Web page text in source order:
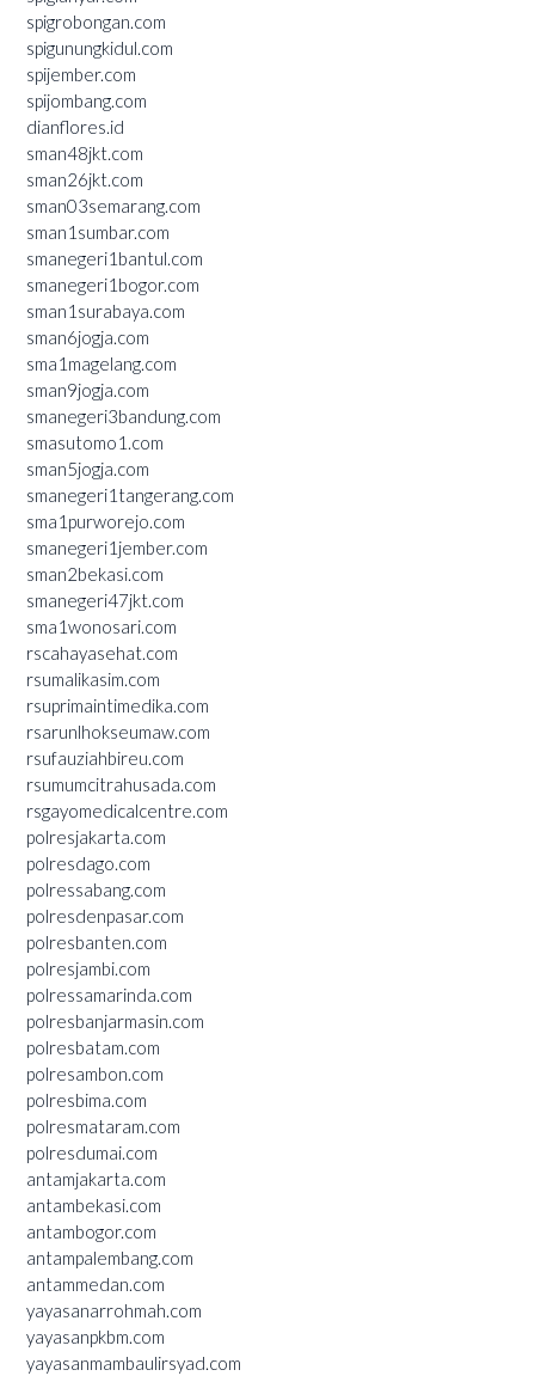
spigrobongan.com
spigunungkidul.com
spijember.com
spijombang.com
dianflores.id
sman48jkt.com
sman26jkt.com
sman03semarang.com
sman1sumbar.com
smanegeri1bantul.com
smanegeri1bogor.com
sman1surabaya.com
sman6jogja.com
sma1magelang.com
sman9jogja.com
smanegeri3bandung.com
smasutomo1.com
sman5jogja.com
smanegeri1tangerang.com
sma1purworejo.com
smanegeri1jember.com
sman2bekasi.com
smanegeri47jkt.com
sma1wonosari.com
rscahayasehat.com
rsumalikasim.com
rsuprimaintimedika.com
rsarunlhokseumaw.com
rsufauziahbireu.com
rsumumcitrahusada.com
rsgayomedicalcentre.com
polresjakarta.com
polresdago.com
polressabang.com
polresdenpasar.com
polresbanten.com
polresjambi.com
polressamarinda.com
polresbanjarmasin.com
polresbatam.com
polresambon.com
polresbima.com
polresmataram.com
polresdumai.com
antamjakarta.com
antambekasi.com
antambogor.com
antampalembang.com
antammedan.com
yayasanarrohmah.com
yayasanpkbm.com
yayasanmambaulirsyad.com